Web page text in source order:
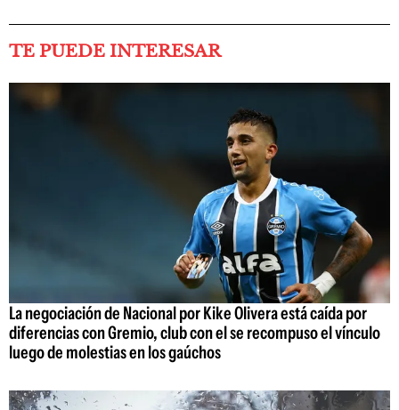
TE PUEDE INTERESAR
La negociación de Nacional por Kike Olivera está caída por
diferencias con Gremio, club con el se recompuso el vínculo
luego de molestias en los gaúchos